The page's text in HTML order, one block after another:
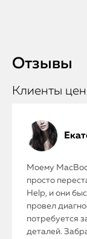
Отзывы
Клиенты
Моему
просто
Help, и они
провел
потребуется
деталей.